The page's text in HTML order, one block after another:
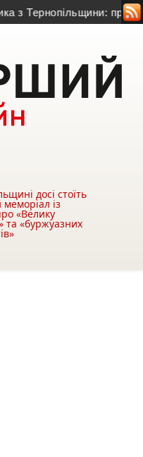
Тернопільщини: причина
досі стоїть
із
«Велику
та «буржуазних